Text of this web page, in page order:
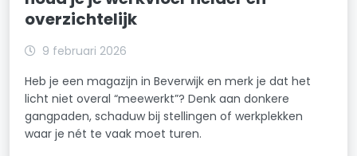
overzichtelijk
9 februari 2026
Heb je een magazijn in Beverwijk en merk je dat het
licht niet overal “meewerkt”? Denk aan donkere
gangpaden, schaduw bij stellingen of werkplekken
waar je nét te vaak moet turen.